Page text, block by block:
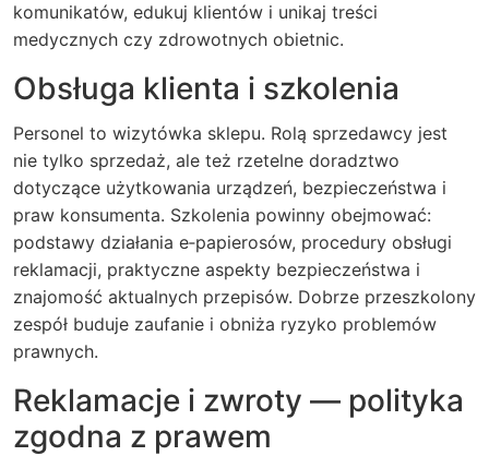
komunikatów, edukuj klientów i unikaj treści
medycznych czy zdrowotnych obietnic.
Obsługa klienta i szkolenia
Personel to wizytówka sklepu. Rolą sprzedawcy jest
nie tylko sprzedaż, ale też rzetelne doradztwo
dotyczące użytkowania urządzeń, bezpieczeństwa i
praw konsumenta. Szkolenia powinny obejmować:
podstawy działania e‑papierosów, procedury obsługi
reklamacji, praktyczne aspekty bezpieczeństwa i
znajomość aktualnych przepisów. Dobrze przeszkolony
zespół buduje zaufanie i obniża ryzyko problemów
prawnych.
Reklamacje i zwroty — polityka
zgodna z prawem